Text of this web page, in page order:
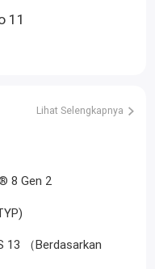
11
Lihat Selengkapnya
8 Gen 2
13 （Berdasarkan